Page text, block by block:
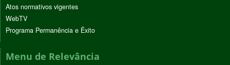
Atos normativos vigentes
WebTV
Programa Permanência e Êxito
Menu de Relevância